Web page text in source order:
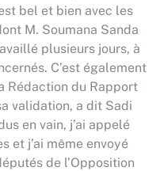
bel et bien avec les
M. Soumana Sanda
plusieurs jours, à
C’est également
Rédaction du Rapport
validation, a dit Sadi
en vain, j’ai appelé
et j’ai même envoyé
de l’Opposition